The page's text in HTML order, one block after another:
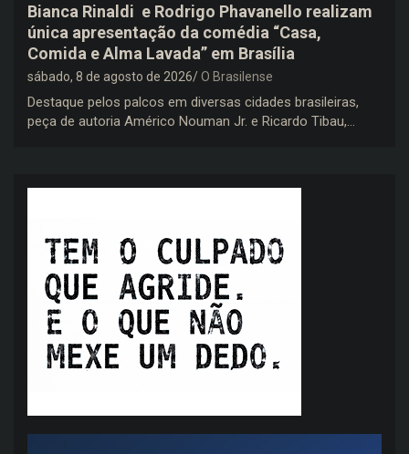
Bianca Rinaldi e Rodrigo Phavanello realizam
única apresentação da comédia “Casa,
Comida e Alma Lavada” em Brasília
sábado, 8 de agosto de 2026 O Brasilense
Destaque pelos palcos em diversas cidades brasileiras,
peça de autoria Américo Nouman Jr. e Ricardo Tibau,…